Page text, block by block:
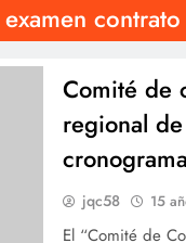
Comité de
regional
jqc58 15
El “Comité de